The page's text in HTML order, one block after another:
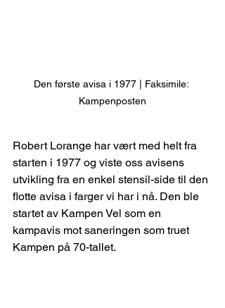
Den første avisa i 1977 | Faksimile:
Kampenposten
Robert Lorange har vært med helt fra
starten i 1977 og viste oss avisens
utvikling fra en enkel stensil-side til den
flotte avisa i farger vi har i nå. Den ble
startet av Kampen Vel som en
kampavis mot saneringen som truet
Kampen på 70-tallet.